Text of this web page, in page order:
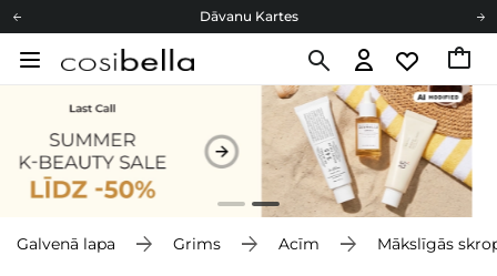
Dāvanu Kartes
Cosibella lojalitātes programma
Dāvanu Kartes
Galvenā lapa Grims Acīm Mākslīgās